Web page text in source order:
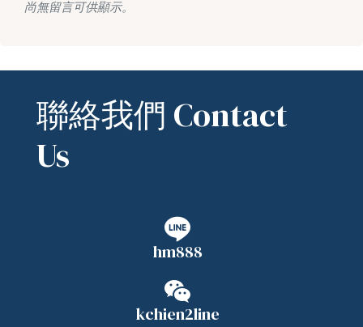
尚無留言可供顯示。
聯絡我們 Contact
Us
hm888
kchien2line